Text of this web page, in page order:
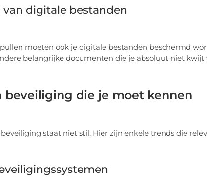
digitale bestanden
moeten ook je digitale bestanden beschermd
belangrijke documenten die je absoluut niet kwijt
beveiliging die je moet kennen
staat niet stil. Hier zijn enkele trends die